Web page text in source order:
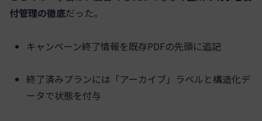
付管理の徹底だった。
キャンペーン終了情報を既存PDFの先頭に追記
終了済みプランには「アーカイブ」ラベルと構造化デ
ータで状態を付与